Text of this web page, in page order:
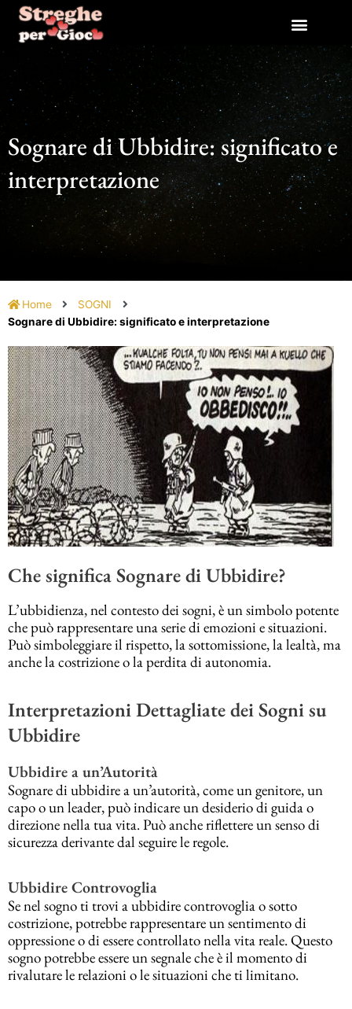
contenuto
Sognare di Ubbidire: significato e
interpretazione
Home
SOGNI
Sognare di Ubbidire: significato e interpretazione
Che significa Sognare di Ubbidire?
L’ubbidienza, nel contesto dei sogni, è un simbolo potente
che può rappresentare una serie di emozioni e situazioni.
Può simboleggiare il rispetto, la sottomissione, la lealtà, ma
anche la costrizione o la perdita di autonomia.
Interpretazioni Dettagliate dei Sogni su
Ubbidire
Ubbidire a un’Autorità
Sognare di ubbidire a un’autorità, come un genitore, un
capo o un leader, può indicare un desiderio di guida o
direzione nella tua vita. Può anche riflettere un senso di
sicurezza derivante dal seguire le regole.
Ubbidire Controvoglia
Se nel sogno ti trovi a ubbidire controvoglia o sotto
costrizione, potrebbe rappresentare un sentimento di
oppressione o di essere controllato nella vita reale. Questo
sogno potrebbe essere un segnale che è il momento di
rivalutare le relazioni o le situazioni che ti limitano.